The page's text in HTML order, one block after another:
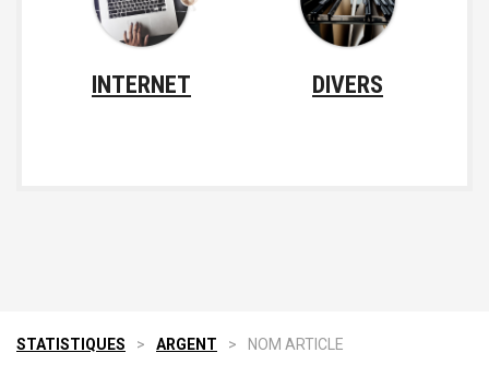
INTERNET DIVERS
STATISTIQUES > ARGENT > NOM ARTICLE